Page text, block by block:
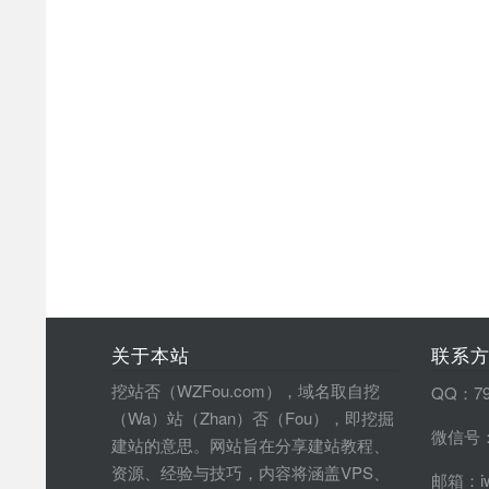
关于本站
挖站否（WZFou.com），域名取自挖
（Wa）站（Zhan）否（Fou），即挖掘
建站的意思。网站旨在分享建站教程、
资源、经验与技巧，内容将涵盖VPS、
联系
QQ：
微信号
邮箱：